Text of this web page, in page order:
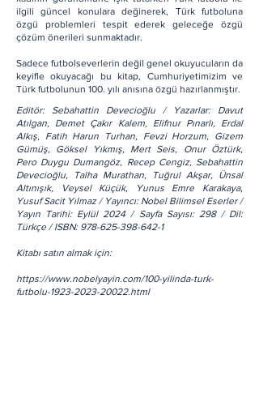
ilgili güncel konulara değinerek, Türk futboluna
özgü problemleri tespit ederek geleceğe özgü
çözüm önerileri sunmaktadır.
Sadece futbolseverlerin değil genel okuyucuların da
keyifle okuyacağı bu kitap, Cumhuriyetimizim ve
Türk futbolunun 100. yılı anısına özgü hazırlanmıştır.
Editör: Sebahattin Devecioğlu / Yazarlar: Davut
Atılgan, Demet Çakır Kalem, Elifnur Pınarlı, Erdal
Alkış, Fatih Harun Turhan, Fevzi Horzum, Gizem
Gümüş, Göksel Yıkmış, Mert Seis, Onur Öztürk,
Pero Duygu Dumangöz, Recep Cengiz, Sebahattin
Devecioğlu, Talha Murathan, Tuğrul Akşar, Ünsal
Altınışık, Veysel Küçük, Yunus Emre Karakaya,
Yusuf Sacit Yılmaz / Yayıncı: Nobel Bilimsel Eserler /
Yayın Tarihi: Eylül 2024 / Sayfa Sayısı: 298 / Dil:
Türkçe / ISBN: 978-625-398-642-1
Kitabı satın almak için:
https://www.nobelyayin.com/100-yilinda-turk-
futbolu-1923-2023-20022.html